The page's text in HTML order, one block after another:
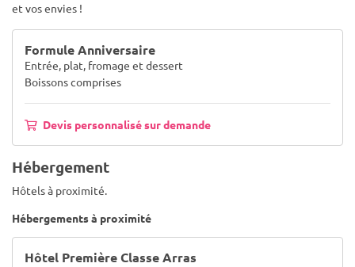
et vos envies !
Formule Anniversaire
Entrée, plat, fromage et dessert
Boissons comprises
Devis personnalisé sur demande
Hébergement
Hôtels à proximité.
Hébergements à proximité
Hôtel Première Classe Arras